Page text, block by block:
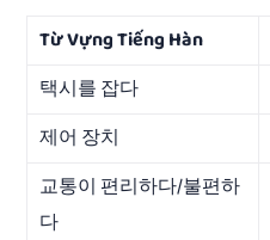
Từ Vựng Tiếng Hàn
택시를 잡다
제어 장치
교통이 편리하다/불편하
다